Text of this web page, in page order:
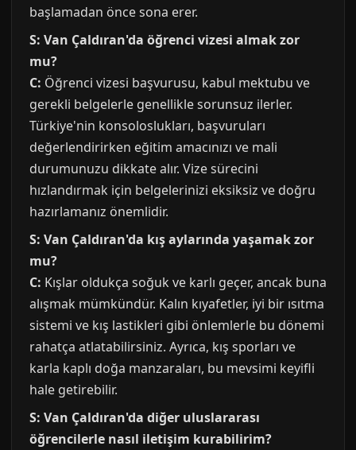
başlamadan önce sona erer.
S: Van Çaldıran'da öğrenci vizesi almak zor
mu?
C: Öğrenci vizesi başvurusu, kabul mektubu ve
gerekli belgelerle genellikle sorunsuz ilerler.
Türkiye'nin konsoloslukları, başvuruları
değerlendirirken eğitim amacınızı ve mali
durumunuzu dikkate alır. Vize sürecini
hızlandırmak için belgelerinizi eksiksiz ve doğru
hazırlamanız önemlidir.
S: Van Çaldıran'da kış aylarında yaşamak zor
mu?
C: Kışlar oldukça soğuk ve karlı geçer, ancak buna
alışmak mümkündür. Kalın kıyafetler, iyi bir ısıtma
sistemi ve kış lastikleri gibi önlemlerle bu dönemi
rahatça atlatabilirsiniz. Ayrıca, kış sporları ve
karla kaplı doğa manzaraları, bu mevsimi keyifli
hale getirebilir.
S: Van Çaldıran'da diğer uluslararası
öğrencilerle nasıl iletişim kurabilirim?